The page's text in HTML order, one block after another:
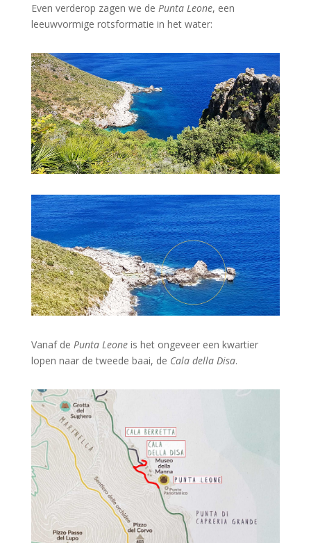
Even verderop zagen we de Punta Leone, een
leeuwvormige rotsformatie in het water:
Vanaf de Punta Leoneis het ongeveer een kwartier
lopen naar de tweede baai, de Cala della Disa.